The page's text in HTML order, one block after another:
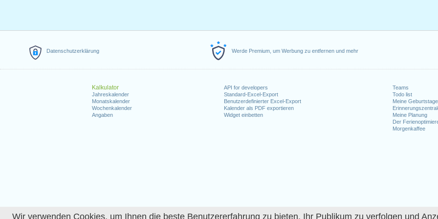
Wir verwenden Cookies, um Ihnen die beste Benutzererfahrung zu bieten, Ihr Publikum zu verfolgen und
Datenschutzerklärung Werde Premium, um Werbung zu entfernen und mehr
Kalkulator
Jahreskalender
Monatskalender
Wochenkalender
Angaben
API for developers
Standard-Excel-Export
Benutzerdefinierter Excel-Export
Kalender als PDF exportieren
Widget einbetten
Teams
Todo list
Meine Geburtstage
Meine Planung
Der
Morgenkaffee